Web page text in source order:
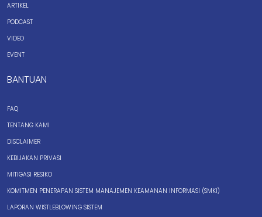
ARTIKEL
PODCAST
VIDEO
EVENT
BANTUAN
FAQ
TENTANG KAMI
DISCLAIMER
KEBIJAKAN PRIVASI
MITIGASI RESIKO
KOMITMEN PENERAPAN SISTEM MANAJEMEN KEAMANAN INFORMASI (SMKI)
LAPORAN WISTLEBLOWING SISTEM